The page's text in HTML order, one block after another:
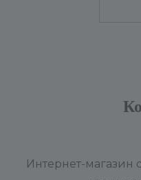
Интернет-магазин